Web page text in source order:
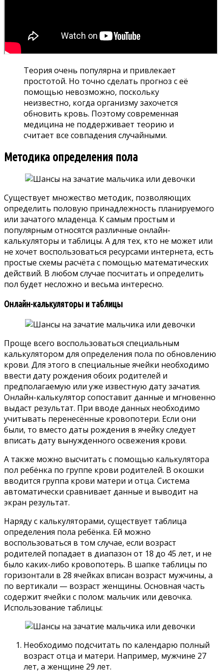
Теория очень популярна и привлекает
простотой. Но точно сделать прогноз с её
помощью невозможно, поскольку
неизвестно, когда организму захочется
обновить кровь. Поэтому современная
медицина не поддерживает теорию и
считает все совпадения случайными.
Методика определения пола
Существует множество методик, позволяющих
определить половую принадлежность планируемого
или зачатого младенца. К самым простым и
популярным относятся различные онлайн-
калькуляторы и таблицы. А для тех, кто не может или
не хочет воспользоваться ресурсами интернета, есть
простые схемы расчёта с помощью математических
действий. В любом случае посчитать и определить
пол будет несложно и весьма интересно.
Онлайн-калькуляторы и таблицы
Проще всего воспользоваться специальным
калькулятором для определения пола по обновлению
крови. Для этого в специальные ячейки необходимо
ввести дату рождения обоих родителей и
предполагаемую или уже известную дату зачатия.
Онлайн-калькулятор сопоставит данные и мгновенно
выдаст результат. При вводе данных необходимо
учитывать перенесённые кровопотери. Если они
были, то вместо даты рождения в ячейку следует
вписать дату вынужденного освежения крови.
А также можно высчитать с помощью калькулятора
пол ребёнка по группе крови родителей. В окошки
вводится группа крови матери и отца. Система
автоматически сравнивает данные и выводит на
экран результат.
Наряду с калькуляторами, существует таблица
определения пола ребёнка. Ей можно
воспользоваться в том случае, если возраст
родителей попадает в диапазон от 18 до 45 лет, и не
было каких-либо кровопотерь. В шапке таблицы по
горизонтали в 28 ячейках вписан возраст мужчины, а
по вертикали — возраст женщины. Основная часть
содержит ячейки с полом: мальчик или девочка.
Использование таблицы:
Необходимо подсчитать по календарю полный
возраст отца и матери. Например, мужчине 27
лет, а женщине 29 лет.